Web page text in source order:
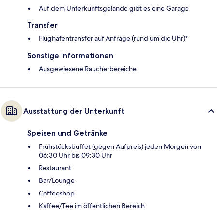
Auf dem Unterkunftsgelände gibt es eine Garage
Transfer
Flughafentransfer auf Anfrage (rund um die Uhr)*
Sonstige Informationen
Ausgewiesene Raucherbereiche
Ausstattung der Unterkunft
Speisen und Getränke
Frühstücksbuffet (gegen Aufpreis) jeden Morgen von
06:30 Uhr bis 09:30 Uhr
Restaurant
Bar/Lounge
Coffeeshop
Kaffee/Tee im öffentlichen Bereich